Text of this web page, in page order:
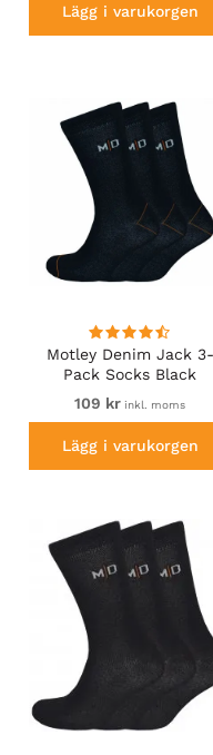
Lägg i varukorgen
Motley Denim Jack 3-
Pack Socks Black
109 kr inkl. moms
Lägg i varukorgen